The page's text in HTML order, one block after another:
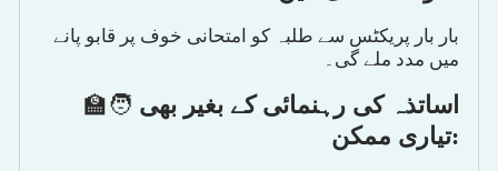
بار بار پریکٹس سے طلبہ کو امتحانی خوف پر قابو پانے
میں مدد ملے گی۔
🧑‍🏫 اساتذہ کی رہنمائی کے بغیر بھی
تیاری ممکن: